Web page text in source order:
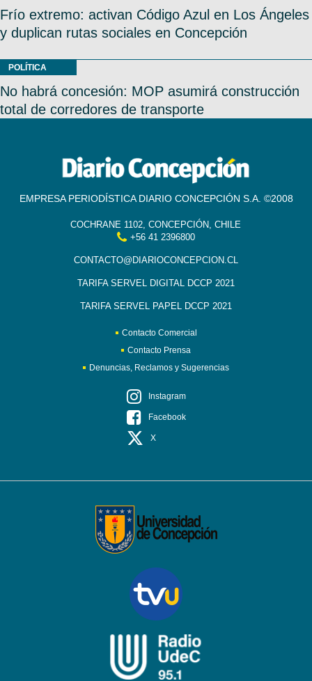
Frío extremo: activan Código Azul en Los Ángeles
y duplican rutas sociales en Concepción
POLÍTICA
No habrá concesión: MOP asumirá construcción
total de corredores de transporte
EMPRESA PERIODÍSTICA DIARIO CONCEPCIÓN S.A. ©2008
COCHRANE 1102, CONCEPCIÓN, CHILE
+56 41 2396800
CONTACTO@DIARIOCONCEPCION.CL
TARIFA SERVEL DIGITAL DCCP 2021
TARIFA SERVEL PAPEL DCCP 2021
Contacto Comercial
Contacto Prensa
Denuncias, Reclamos y Sugerencias
Instagram
Facebook
X